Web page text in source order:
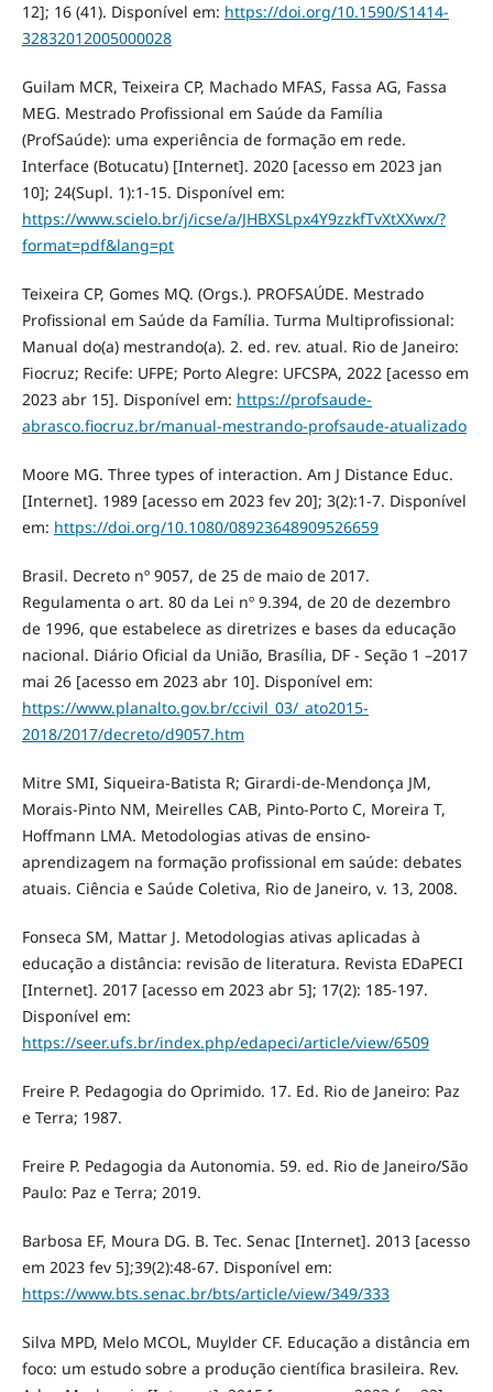
12]; 16 (41). Disponível em: https://doi.org/10.1590/S1414-
32832012005000028
Guilam MCR, Teixeira CP, Machado MFAS, Fassa AG, Fassa
MEG. Mestrado Profissional em Saúde da Família
(ProfSaúde): uma experiência de formação em rede.
Interface (Botucatu) [Internet]. 2020 [acesso em 2023 jan
10]; 24(Supl. 1):1-15. Disponível em:
https://www.scielo.br/j/icse/a/JHBXSLpx4Y9zzkfTvXtXXwx/?
format=pdf&lang=pt
Teixeira CP, Gomes MQ. (Orgs.). PROFSAÚDE. Mestrado
Profissional em Saúde da Família. Turma Multiprofissional:
Manual do(a) mestrando(a). 2. ed. rev. atual. Rio de Janeiro:
Fiocruz; Recife: UFPE; Porto Alegre: UFCSPA, 2022 [acesso em
2023 abr 15]. Disponível em: https://profsaude-
abrasco.fiocruz.br/manual-mestrando-profsaude-atualizado
Moore MG. Three types of interaction. Am J Distance Educ.
[Internet]. 1989 [acesso em 2023 fev 20]; 3(2):1-7. Disponível
em: https://doi.org/10.1080/08923648909526659
Brasil. Decreto nº 9057, de 25 de maio de 2017.
Regulamenta o art. 80 da Lei nº 9.394, de 20 de dezembro
de 1996, que estabelece as diretrizes e bases da educação
nacional. Diário Oficial da União, Brasília, DF - Seção 1 –2017
mai 26 [acesso em 2023 abr 10]. Disponível em:
https://www.planalto.gov.br/ccivil_03/_ato2015-
2018/2017/decreto/d9057.htm
Mitre SMI, Siqueira-Batista R; Girardi-de-Mendonça JM,
Morais-Pinto NM, Meirelles CAB, Pinto-Porto C, Moreira T,
Hoffmann LMA. Metodologias ativas de ensino-
aprendizagem na formação profissional em saúde: debates
atuais. Ciência e Saúde Coletiva, Rio de Janeiro, v. 13, 2008.
Fonseca SM, Mattar J. Metodologias ativas aplicadas à
educação a distância: revisão de literatura. Revista EDaPECI
[Internet]. 2017 [acesso em 2023 abr 5]; 17(2): 185-197.
Disponível em:
https://seer.ufs.br/index.php/edapeci/article/view/6509
Freire P. Pedagogia do Oprimido. 17. Ed. Rio de Janeiro: Paz
e Terra; 1987.
Freire P. Pedagogia da Autonomia. 59. ed. Rio de Janeiro/São
Paulo: Paz e Terra; 2019.
Barbosa EF, Moura DG. B. Tec. Senac [Internet]. 2013 [acesso
em 2023 fev 5];39(2):48-67. Disponível em:
https://www.bts.senac.br/bts/article/view/349/333
Silva MPD, Melo MCOL, Muylder CF. Educação a distância em
foco: um estudo sobre a produção científica brasileira. Rev.